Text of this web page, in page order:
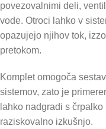
povezovalnimi deli,
vode. Otroci lahko v
opazujejo njihov tok,
pretokom.
Komplet omogoča
sistemov, zato je
lahko nadgradi s
raziskovalno izkušnjo.